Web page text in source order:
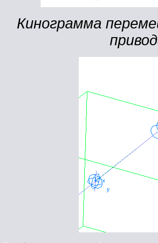
Кинограмма